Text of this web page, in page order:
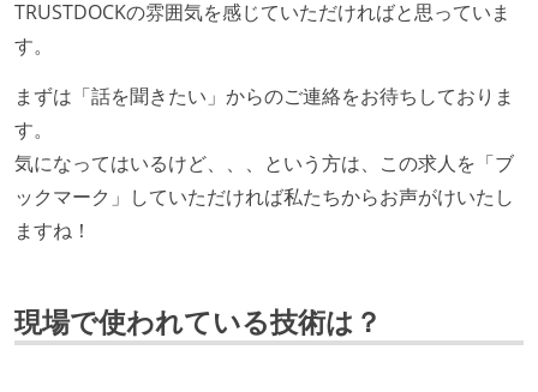
TRUSTDOCKの雰囲気を感じていただければと思っていま
す。
まずは「話を聞きたい」からのご連絡をお待ちしておりま
す。
気になってはいるけど、、、という方は、この求人を「ブ
ックマーク」していただければ私たちからお声がけいたし
ますね！
現場で使われている技術は？